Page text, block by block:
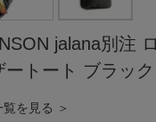
jalana別注
ートート ブラック
を見る ＞